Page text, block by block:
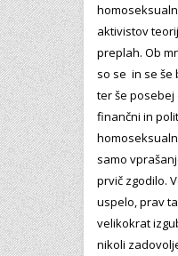
aktivistov
preplah. Ob
so se in se še
ter še posebej
finančni in
samo
prvič zgodilo.
uspelo, prav
velikokrat
nikoli